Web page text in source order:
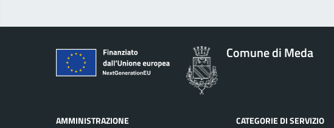
Comune di Meda
AMMINISTRAZIONE CATEGORIE DI SERVIZIO